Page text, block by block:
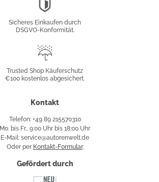
Sicheres Einkaufen durch
DSGVO-Konformität.
Käuferschutz
Trusted Shop Käuferschutz
€100 kostenlos abgesichert.
Kontakt
Telefon: +49 89 215570310
Mo. bis Fr., 9:00 Uhr bis 18:00 Uhr
E-Mail: service@autorenwelt.de
Oder per Kontakt-Formular.
Gefördert durch